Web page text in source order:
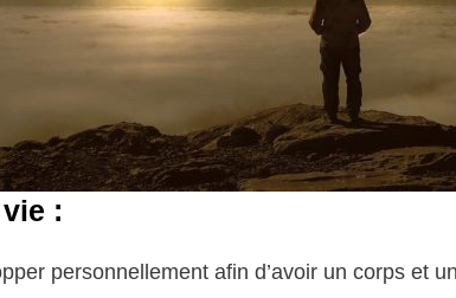
:
personnellement afin d’avoir un corps et